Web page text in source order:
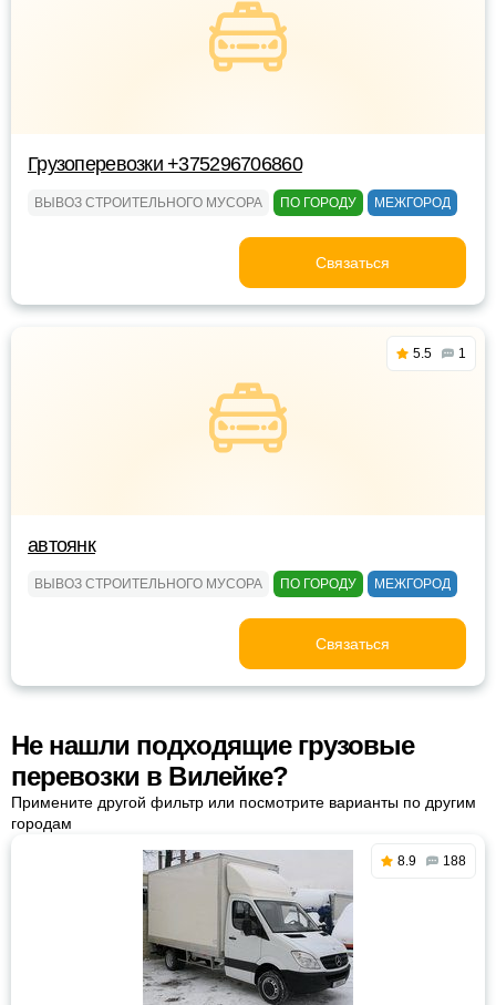
Грузоперевозки +375296706860
ВЫВОЗ СТРОИТЕЛЬНОГО МУСОРА ПО ГОРОДУ МЕЖГОРОД
Связаться
5.5 1
автоянк
ВЫВОЗ СТРОИТЕЛЬНОГО МУСОРА ПО ГОРОДУ МЕЖГОРОД
Связаться
Не нашли подходящие грузовые
перевозки в Вилейке?
Примените другой фильтр или посмотрите варианты по другим
городам
8.9 188